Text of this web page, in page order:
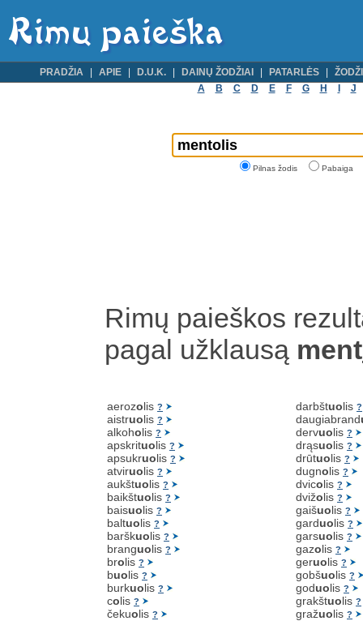
PRADŽIA APIE D.U.K. DAINŲ ŽODŽIAI PATARLĖS
A
B C D E F G H J
Pilnas žodis Pabaiga
Rimų paieškos
pagal užklausą ment
aerozolis ?
aistruolis ?
alkoholis ?
apskrituolis ?
apsukruolis ?
atviruolis ?
aukštuolis ?
baikštuolis ?
baisuolis ?
baltuolis ?
barškuolis ?
branguolis ?
brolis ?
buolis ?
burkuolis ?
colis ?
čekuolis ?
darbštuolis ?
daugiabrand
dervuolis ?
drąsuolis ?
drūtuolis ?
dugnolis ?
dvicolis ?
dvižolis ?
gaišuolis ?
garduolis ?
garsuolis ?
gazolis ?
geruolis ?
gobšuolis ?
goduolis ?
grakštuolis ?
gražuolis ?